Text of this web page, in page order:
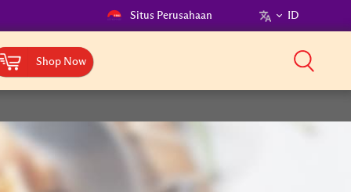
Situs Perusahaan ID
Shop Now